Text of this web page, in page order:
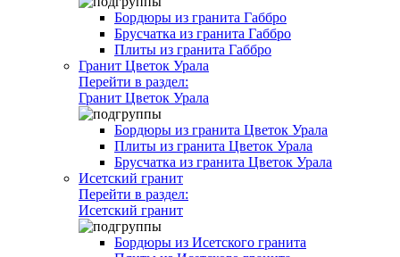
Бордюры из гранита Габбро
Брусчатка из гранита Габбро
Плиты из гранита Габбро
Гранит Цветок Урала
Перейти в раздел:
Гранит Цветок Урала
Бордюры из гранита Цветок Урала
Плиты из гранита Цветок Урала
Брусчатка из гранита Цветок Урала
Исетский гранит
Перейти в раздел:
Исетский гранит
Бордюры из Исетского гранита